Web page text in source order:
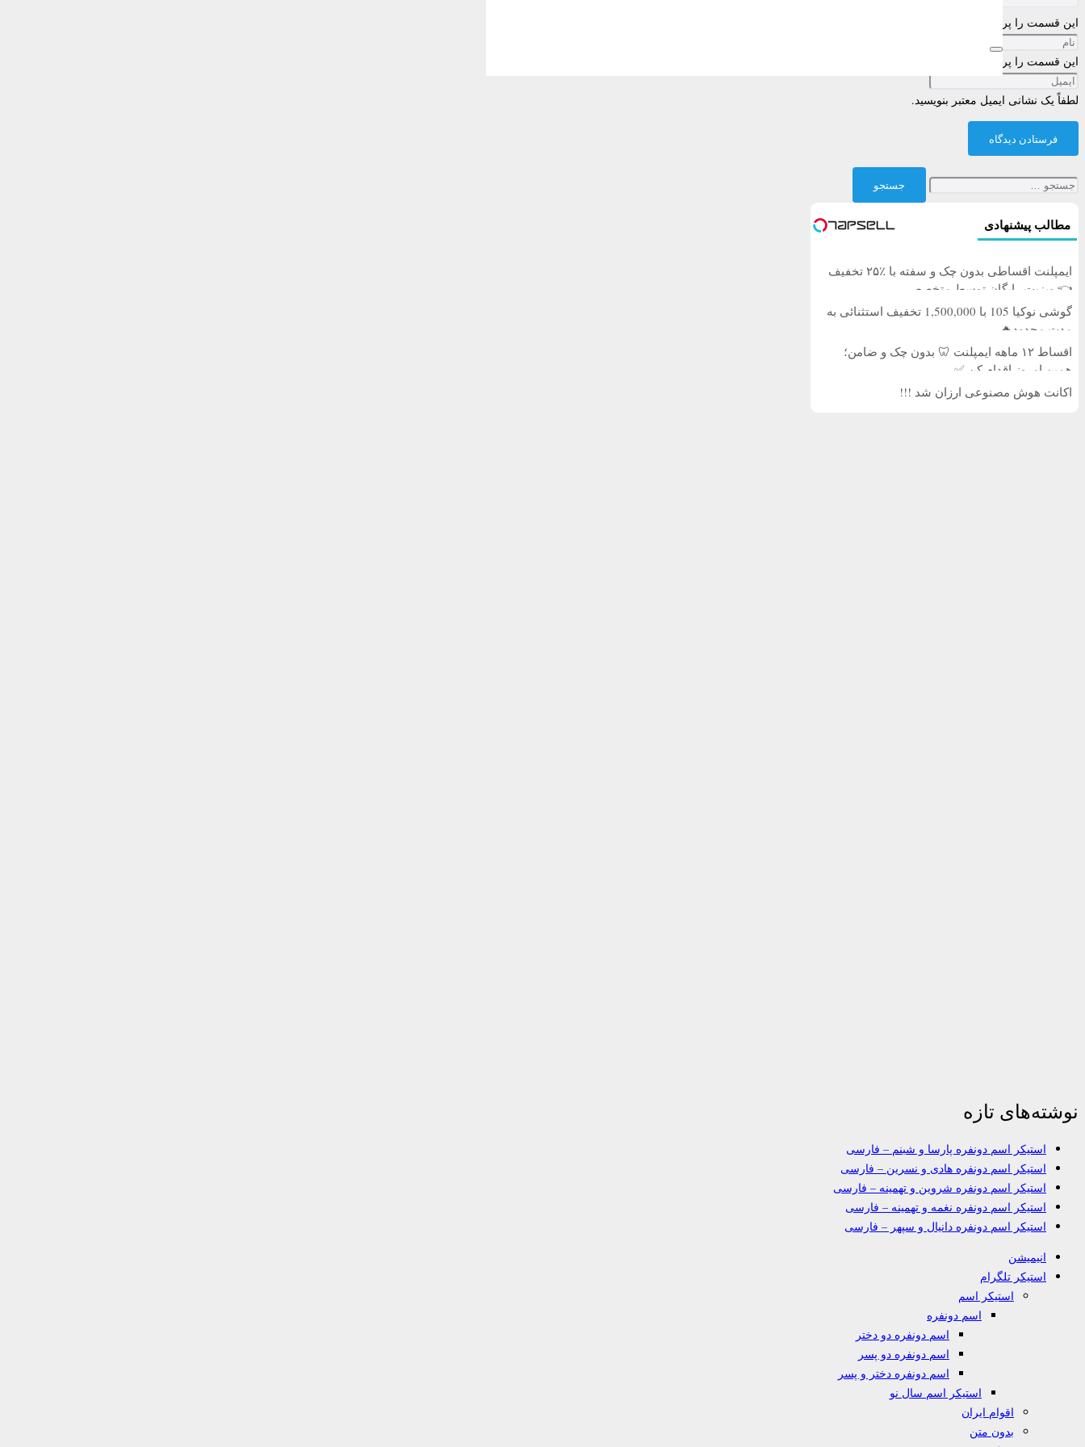
این قسمت را پر کنید
این قسمت را پر کنید
لطفاً یک نشانی ایمیل معتبر بنویسید.
فرستادن دیدگاه
جستجو
برای:
مطالب پیشنهادی
ایمپلنت اقساطی بدون چک و سفته با ٪۲۵ تخفیف
👈 ویزیت رایگان توسط متخصص
گوشی نوکیا 105 با 1,500,000 تخفیف استثنائی به
مدت محدود🔥
اقساط ۱۲ ماهه ایمپلنت 🦷 بدون چک و ضامن؛
همین امروز اقدام کن ✅
اکانت هوش مصنوعی ارزان شد !!!
نوشته‌های تازه
استیکر اسم دونفره پارسا و شبنم – فارسی
استیکر اسم دونفره هادی و نسرین – فارسی
استیکر اسم دونفره شروین و تهمینه – فارسی
استیکر اسم دونفره نغمه و تهمینه – فارسی
استیکر اسم دونفره دانیال و سپهر – فارسی
انیمیشن
استیکر تلگرام
استیکر اسم
اسم دونفره
اسم دونفره دو دختر
اسم دونفره دو پسر
اسم دونفره دختر و پسر
استیکر اسم سال نو
اقوام ایران
بدون متن